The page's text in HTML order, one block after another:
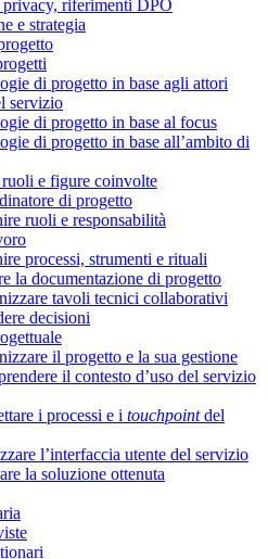
riferimenti DPO
e strategia
di progetto in base agli attori
servizio
di progetto in base al focus
di progetto in base all’ambito di
e figure coinvolte
di progetto
ruoli e responsabilità
processi, strumenti e rituali
la documentazione di progetto
tavoli tecnici collaborativi
decisioni
il progetto e la sua gestione
il contesto d’uso del servizio
i processi e i touchpointdel
l’interfaccia utente del servizio
la soluzione ottenuta